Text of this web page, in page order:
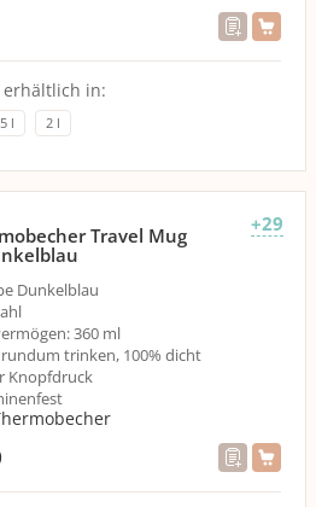
erhältlich in:
l 2 l
+29
Travel Mug
Dunkelblau
360 ml
rundum trinken, 100% dicht
Knopfdruck